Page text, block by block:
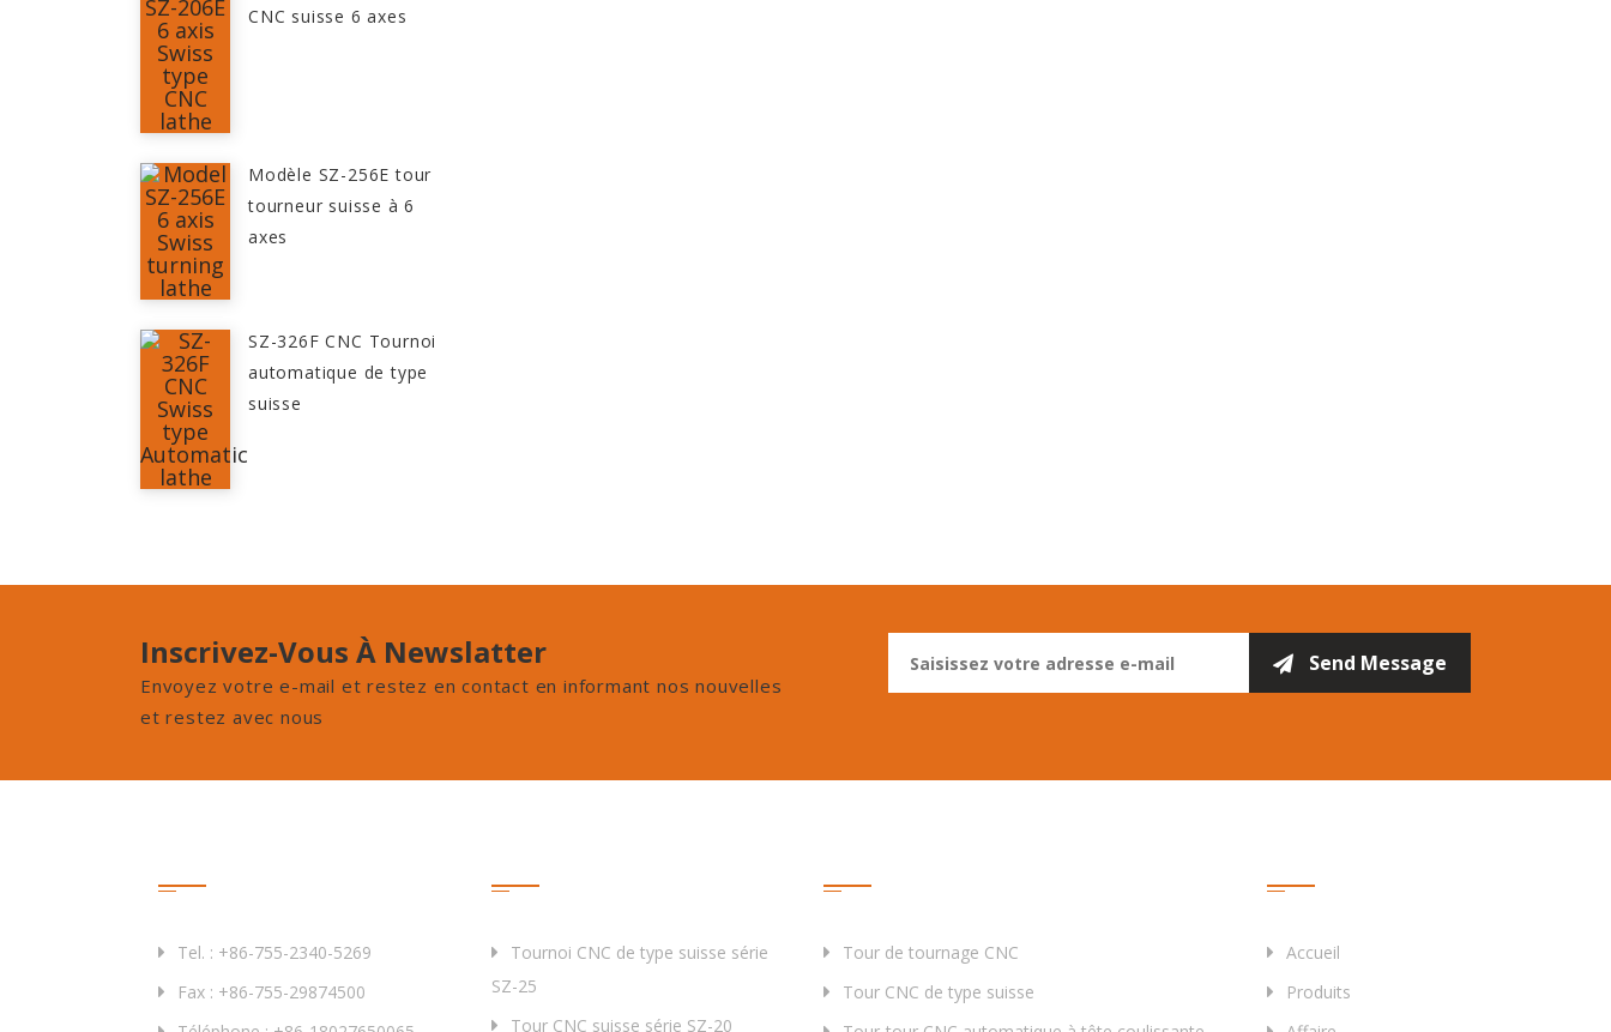
CNC suisse 6 axes
Modèle SZ-256E tour
tourneur suisse à 6
axes
SZ-326F CNC Tournoi
automatique de type
suisse
Inscrivez-Vous À Newslatter
Envoyez votre e-mail et restez en contact en informant nos nouvelles
et restez avec nous
Tel. : +86-755-2340-5269
Fax : +86-755-29874500
Tournoi CNC de type suisse série
SZ-25
Tour CNC suisse série SZ-20
Tour de tournage CNC
Tour CNC de type suisse
Accueil
Produits